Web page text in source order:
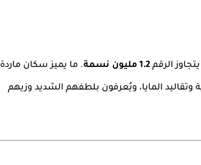
الرقم 1.2 مليون نسمة . ما يميز سكان ماردة
وتقاليد المايا، ويُعرفون بلطفهم الشديد وزيهم